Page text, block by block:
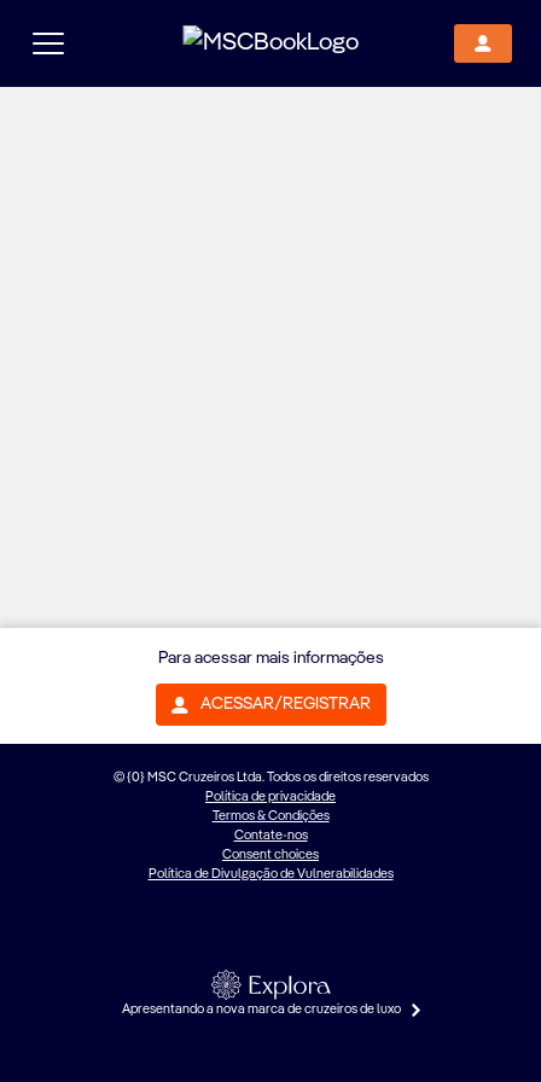
© {0} MSC Cruzeiros Ltda. Todos os direitos reservados
Política de privacidade
Termos & Condições
Contate-nos
Consent choices
Política de Divulgação de Vulnerabilidades
Apresentando a nova marca de cruzeiros de luxo
Para acessar mais informações
ACESSAR/REGISTRAR